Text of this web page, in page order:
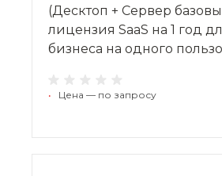
(Десктоп + Сервер
лицензия SaaS на 1 год
бизнеса на одного
• Цена — по запросу